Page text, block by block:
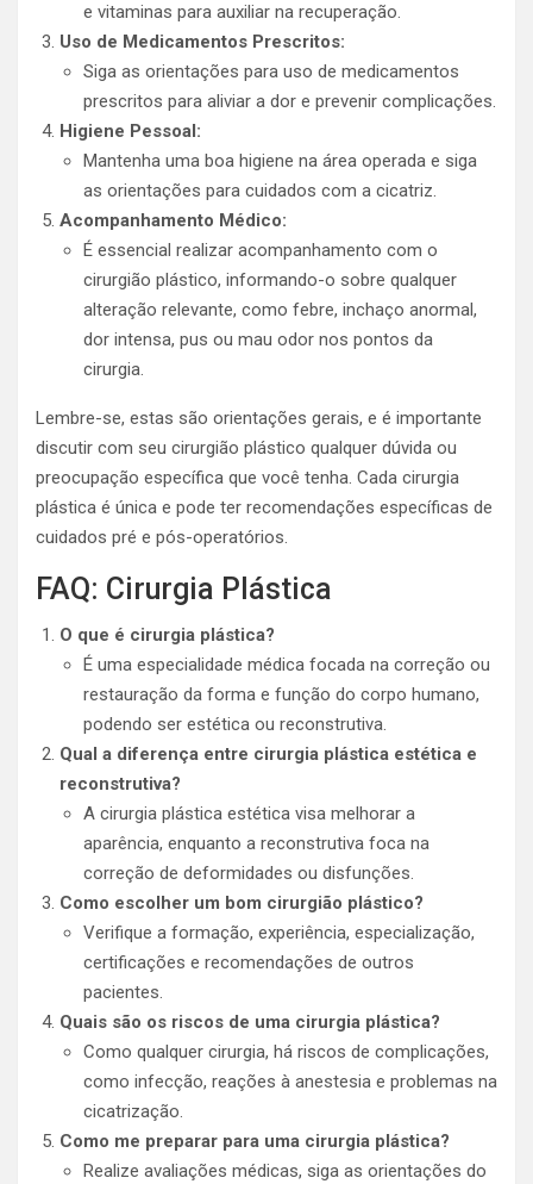
e vitaminas para auxiliar na recuperação.
Uso de Medicamentos Prescritos:
Siga as orientações para uso de medicamentos
prescritos para aliviar a dor e prevenir complicações.
Higiene Pessoal:
Mantenha uma boa higiene na área operada e siga
as orientações para cuidados com a cicatriz.
Acompanhamento Médico:
É essencial realizar acompanhamento com o
cirurgião plástico, informando-o sobre qualquer
alteração relevante, como febre, inchaço anormal,
dor intensa, pus ou mau odor nos pontos da
cirurgia.
Lembre-se, estas são orientações gerais, e é importante
discutir com seu cirurgião plástico qualquer dúvida ou
preocupação específica que você tenha. Cada cirurgia
plástica é única e pode ter recomendações específicas de
cuidados pré e pós-operatórios​.
FAQ: Cirurgia Plástica
O que é cirurgia plástica?
É uma especialidade médica focada na correção ou
restauração da forma e função do corpo humano,
podendo ser estética ou reconstrutiva.
Qual a diferença entre cirurgia plástica estética e
reconstrutiva?
A cirurgia plástica estética visa melhorar a
aparência, enquanto a reconstrutiva foca na
correção de deformidades ou disfunções.
Como escolher um bom cirurgião plástico?
Verifique a formação, experiência, especialização,
certificações e recomendações de outros
pacientes.
Quais são os riscos de uma cirurgia plástica?
Como qualquer cirurgia, há riscos de complicações,
como infecção, reações à anestesia e problemas na
cicatrização.
Como me preparar para uma cirurgia plástica?
Realize avaliações médicas, siga as orientações do